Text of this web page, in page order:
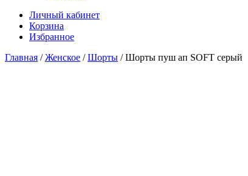
Личный кабинет
Корзина
Избранное
Главная /Женское /Шорты / Шорты пуш ап SOFT серый